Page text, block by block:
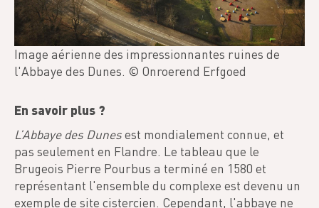
Image aérienne des impressionnantes ruines de
l'Abbaye des Dunes. © Onroerend Erfgoed
En savoir plus ?
L’Abbaye des Dunesest mondialement connue, et
pas seulement en Flandre. Le tableau que le
Brugeois Pierre Pourbus a terminé en 1580 et
représentant l'ensemble du complexe est devenu un
exemple de site cistercien. Cependant, l'abbaye ne